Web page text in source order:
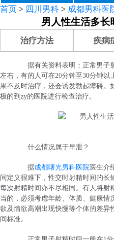
首页 > 四川男科 > 成都男科医
男人性生活多长
治疗方法 疾病
据有关资料表明：正常男子射
左右，有的人可在20分钟至30分钟以
果不及时治疗，还会诱发勃起障碍。
极的到zy的医院进行检查治疗。
什么情况属于早泄？
据成都曙光男科医院 医生介
间定义很难下，性交时射精时间的长
每次射精时间亦不尽相同。有人将射
当的，必须考虑年龄、体质、健康情
欲及情欲高潮出现快慢等个体的差异
间标准。